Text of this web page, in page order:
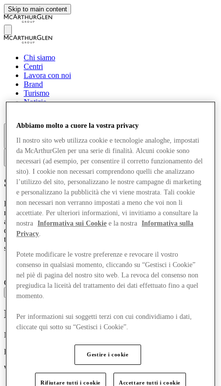
Skip to main content
Chi siamo
Centri
Lavora con noi
Brand
Turismo
Notizie
Altro
Scopri Carpisa
Borse, valigeria, piccola pelletteria e accessori moda: questo è il
mondo Carpisa, fatto di prodotti glamour perfetti per essere abbinati
a ogni tipo di look e con un prezzo che saprà conquistarti tanto
quanto il loro stile. Design italiano e l’attenzione costante alle nuove
tendenze si fondono nelle collezioni Carpisa per offrire a chi ama
scegliere il suo stile accessori unici e di qualità.
COGNITIVE_SERVICE_TRANSLATE_ERROR
Scopri di più
McArthurGlen
Nations House, 103 Wigmore Street
Londra, Regno Unito
W1U 1QS
Abbiamo molto a cuore la vostra privacy
Il nostro sito web utilizza cookie e tecnologie analoghe, impostati
da McArthurGlen per una serie di finalità. Alcuni cookie sono
necessari (ad esempio, per consentire il corretto funzionamento del
sito). I cookie non necessari comprendono quelli che analizzano
l’utilizzo del sito, personalizzano le nostre campagne di marketing
e personalizzano la pubblicità che vi viene mostrata. Tali cookie
non necessari non verranno impostati a meno che voi non li
accettiate. Per ulteriori informazioni, vi invitiamo a consultare la
nostra
Informativa sui Cookie e la nostra
Informativa sulla
Privacy
Potete modificare le vostre preferenze e revocare il vostro
consenso in qualsiasi momento, cliccando su “Gestisci i Cookie”
nel piè di pagina del nostro sito web. La revoca del consenso non
pregiudica la liceità del trattamento dei dati effettuato fino a quel
momento.
Per informazioni sui soggetti terzi con cui condividiamo i dati,
cliccate qui sotto su “Gestisci i Cookie”.
Gestire i cookie
Rifiutare tutti i cookie Accettare tutti i cookie